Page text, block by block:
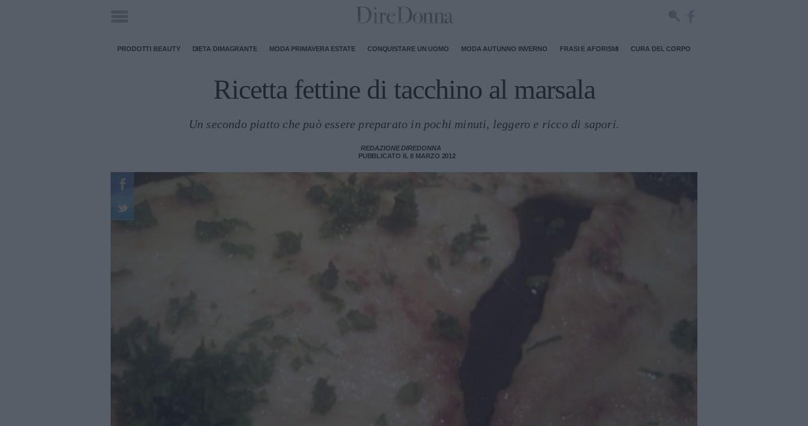
PRODOTTI BEAUTY DIETA DIMAGRANTE MODA PRIMAVERA ESTATE CONQUISTARE UN UOMO MODA AUTUNNO INVERNO FRASI E AFORISMI CURA DEL CORPO
Ricetta fettine di tacchino al marsala
Un secondo piatto che può essere preparato in pochi minuti, leggero e ricco di sapori.
REDAZIONE DIREDONNA
PUBBLICATO IL 8 MARZO 2012